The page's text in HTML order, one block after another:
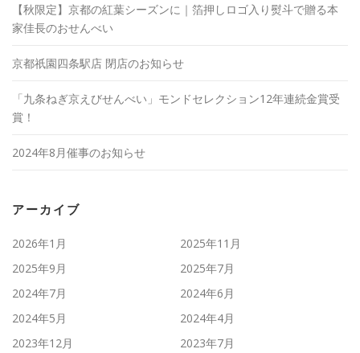
【秋限定】京都の紅葉シーズンに｜箔押しロゴ入り熨斗で贈る本
家佳長のおせんべい
京都祇園四条駅店 閉店のお知らせ
「九条ねぎ京えびせんべい」モンドセレクション12年連続金賞受
賞！
2024年8月催事のお知らせ
アーカイブ
2026年1月
2025年11月
2025年9月
2025年7月
2024年7月
2024年6月
2024年5月
2024年4月
2023年12月
2023年7月